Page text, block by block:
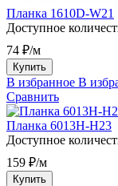
Планка 1610D-W21
Доступное
74 ₽/м
Купить
В избранное В
Сравнить
Планка 6013H-H23
Доступное
159 ₽/м
Купить